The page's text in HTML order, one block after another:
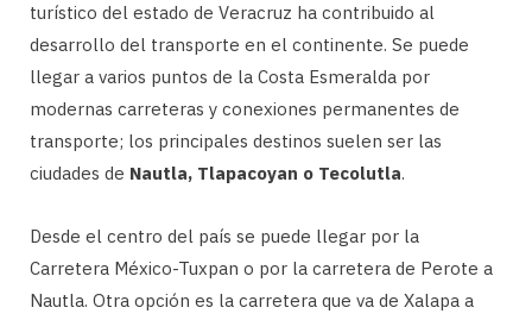
turístico del estado de Veracruz ha contribuido al
desarrollo del transporte en el continente. Se puede
llegar a varios puntos de la Costa Esmeralda por
modernas carreteras y conexiones permanentes de
transporte; los principales destinos suelen ser las
ciudades de Nautla, Tlapacoyan o Tecolutla.
Desde el centro del país se puede llegar por la
Carretera México-Tuxpan o por la carretera de Perote a
Nautla. Otra opción es la carretera que va de Xalapa a